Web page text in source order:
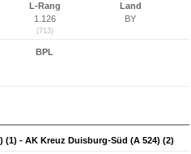
L-Rang
1.126
(713)
Land
BY
BPL
- AK Kreuz Duisburg-Süd (A 524) (2)